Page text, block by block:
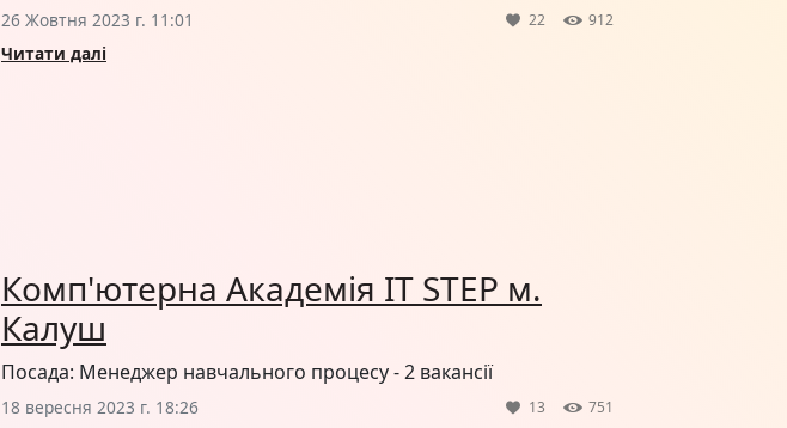
26 Жовтня 2023 г. 11:01 22 912
Читати далі
Комп'ютерна Академія IT STEP м.
Калуш
Посада: Менеджер навчального процесу - 2 вакансії
18 вересня 2023 г. 18:26 13 751